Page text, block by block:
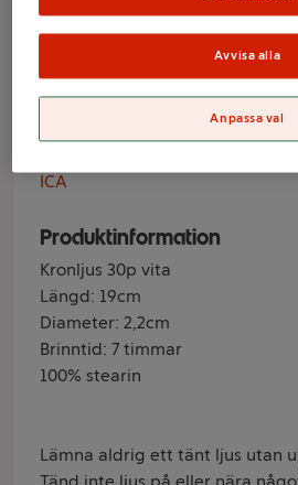
Kronljus
ICA
Varumärke
ICA
Produktinformation
Kronljus 30p vita
Längd: 19cm
Diameter: 2,2cm
Brinntid: 7 timmar
100% stearin
Lämna aldrig ett tänt ljus utan
Avvisa alla
Anpassa val